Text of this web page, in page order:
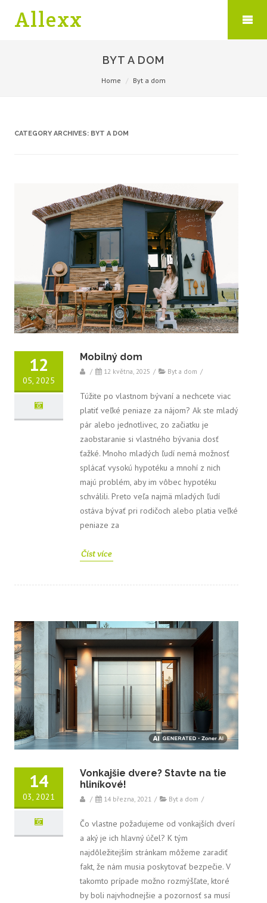
Allexx
BYT A DOM
Home Byt a dom
CATEGORY ARCHIVES: BYT A DOM
12
05, 2025
Mobilný dom
/ 12 května, 2025 / Byt a dom /
Túžite po vlastnom bývaní a nechcete viac
platiť veľké peniaze za nájom? Ak ste mladý
pár alebo jednotlivec, zo začiatku je
zaobstaranie si vlastného bývania dosť
ťažké. Mnoho mladých ľudí nemá možnosť
splácať vysokú hypotéku a mnohí z nich
majú problém, aby im vôbec hypotéku
schválili. Preto veľa najmä mladých ľudí
ostáva bývať pri rodičoch alebo platia veľké
peniaze za
Číst více
14
03, 2021
Vonkajšie dvere? Stavte na tie
hliníkové!
/ 14 března, 2021 / Byt a dom /
Čo vlastne požadujeme od vonkajších dverí
a aký je ich hlavný účel? K tým
najdôležitejším stránkam môžeme zaradiť
fakt, že nám musia poskytovať bezpečie. V
takomto prípade možno rozmýšľate, ktoré
by boli najvhodnejšie a pozornosť sa musí